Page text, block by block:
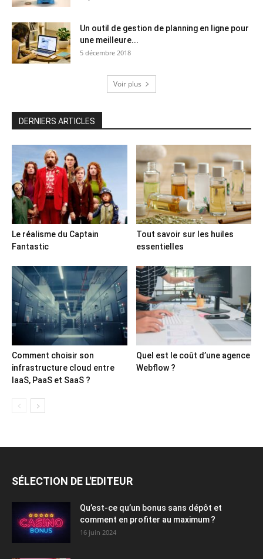
Un outil de gestion de planning en ligne pour
une meilleure...
5 décembre 2018
Voir plus
DERNIERS ARTICLES
Le réalisme du Captain
Fantastic
Tout savoir sur les huiles
essentielles
Comment choisir son
infrastructure cloud entre
IaaS, PaaS et SaaS ?
Quel est le coût d’une agence
Webflow ?
SÉLECTION DE L'EDITEUR
Qu’est-ce qu’un bonus sans dépôt et
comment en profiter au maximum ?
16 juin 2024